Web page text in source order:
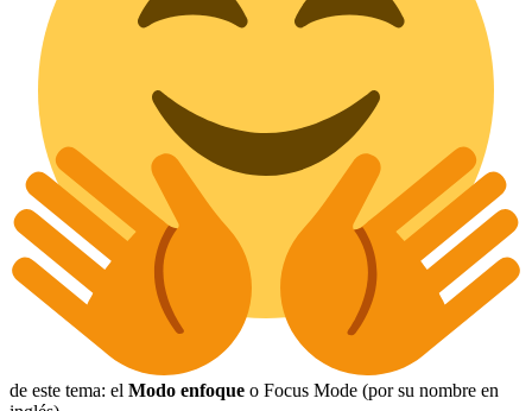
de este tema: el Modo enfoque o Focus Mode (por su nombre en